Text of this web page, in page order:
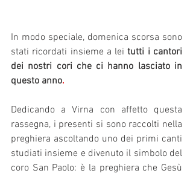
In modo speciale, domenica scorsa sono
stati ricordati insieme a lei tutti i cantori
dei nostri cori che ci hanno lasciato in
questo anno.
Dedicando a Virna con affetto questa
rassegna, i presenti si sono raccolti nella
preghiera ascoltando uno dei primi canti
studiati insieme e divenuto il simbolo del
coro San Paolo: è la preghiera che Gesù